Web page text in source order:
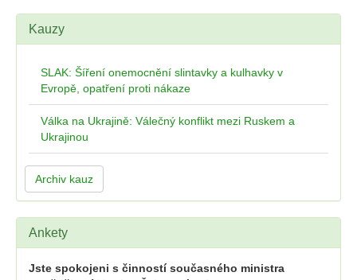
Kauzy
SLAK: Šíření onemocnění slintavky a kulhavky v
Evropě, opatření proti nákaze
Válka na Ukrajině: Válečný konflikt mezi Ruskem a
Ukrajinou
Archiv kauz
Ankety
Jste spokojeni s činností současného ministra